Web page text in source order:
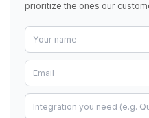
prioritize the ones our